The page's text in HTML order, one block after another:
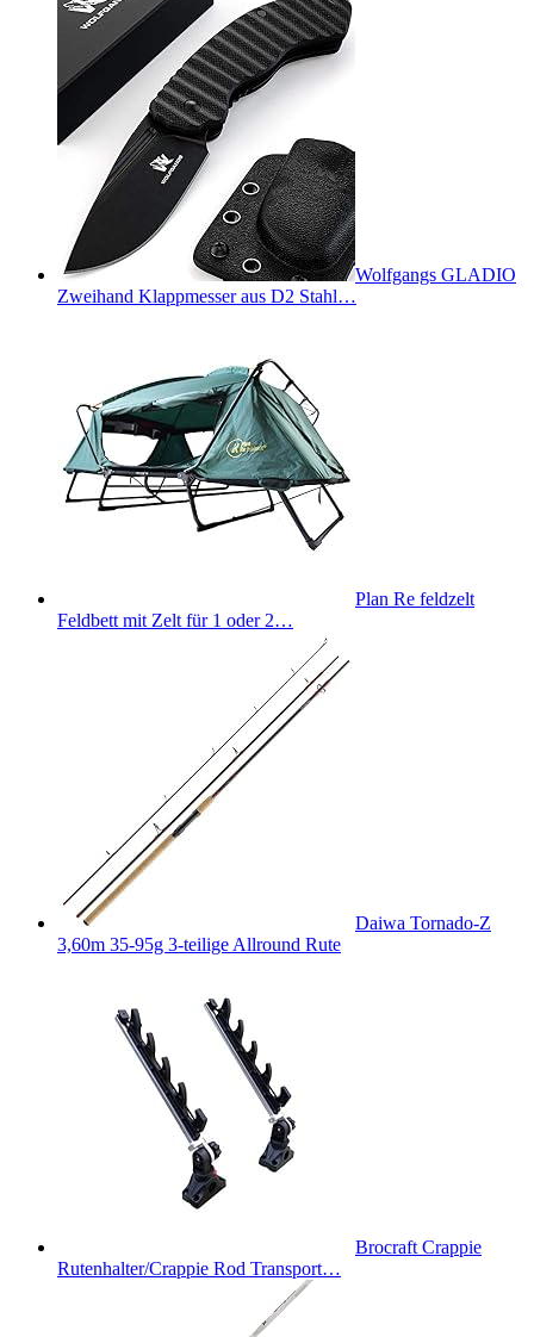
Wolfgangs GLADIO
Zweihand Klappmesser aus D2 Stahl…
Plan Re feldzelt
Feldbett mit Zelt für 1 oder 2…
Daiwa Tornado-Z
3,60m 35-95g 3-teilige Allround Rute
Brocraft Crappie
Rutenhalter/Crappie Rod Transport…